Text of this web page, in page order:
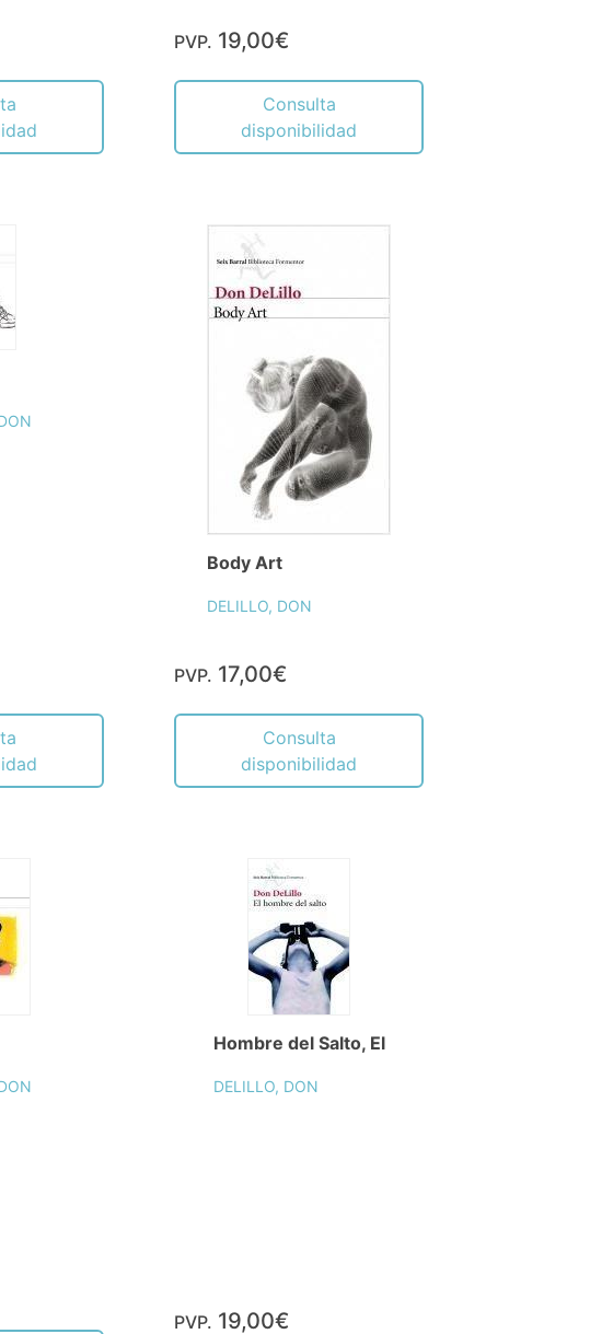
PVP. 19,00€
Consulta
disponibilidad
Body Art
DELILLO, DON
PVP. 17,00€
Consulta
disponibilidad
Hombre del Salto, El
DELILLO, DON
PVP. 19,00€